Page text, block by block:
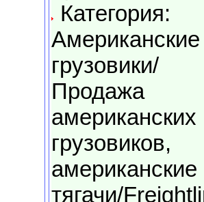
Категория:
Американские
грузовики/
Продажа
американских
грузовиков,
американские
тягачи/